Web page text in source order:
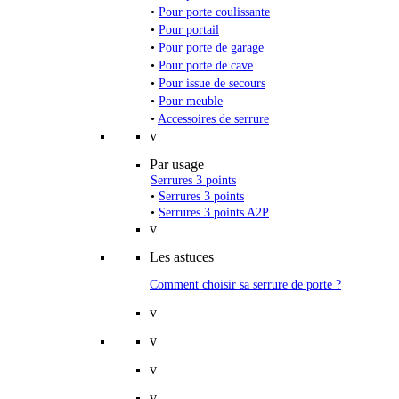
• Pour porte coulissante
• Pour portail
• Pour porte de garage
• Pour porte de cave
• Pour issue de secours
• Pour meuble
• Accessoires de serrure
v
Par usage
Serrures 3 points
• Serrures 3 points
• Serrures 3 points A2P
v
Les astuces
Comment choisir sa serrure de porte ?
v
v
v